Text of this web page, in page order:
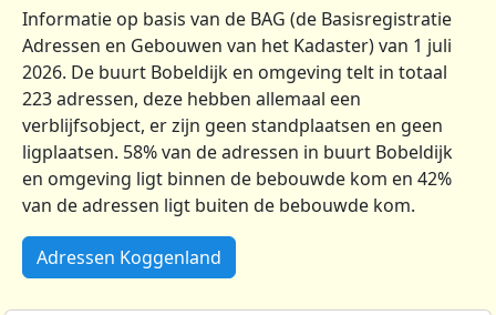
Informatie op basis van de BAG (de Basisregistratie
Adressen en Gebouwen van het Kadaster) van 1 juli
2026. De buurt Bobeldijk en omgeving telt in totaal
223 adressen, deze hebben allemaal een
verblijfsobject, er zijn geen standplaatsen en geen
ligplaatsen. 58% van de adressen in buurt Bobeldijk
en omgeving ligt binnen de bebouwde kom en 42%
van de adressen ligt buiten de bebouwde kom.
Adressen Koggenland